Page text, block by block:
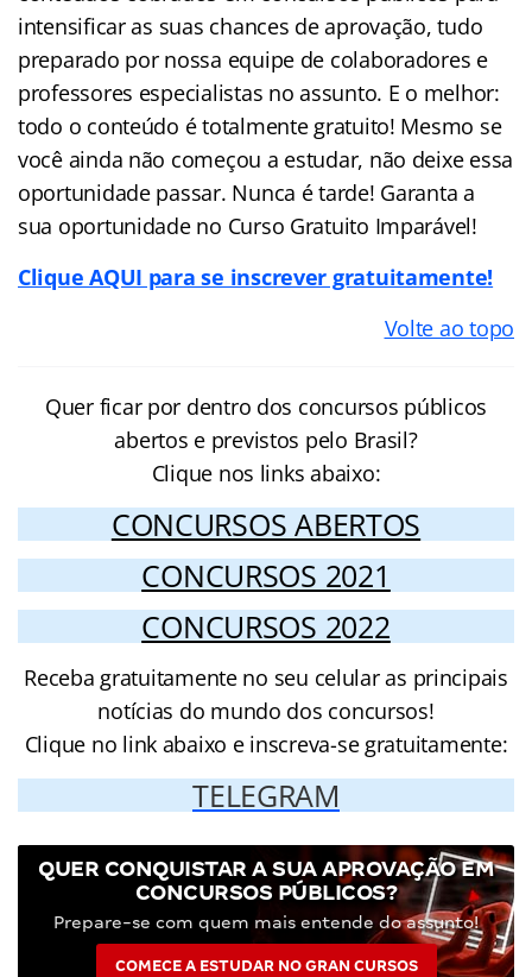
intensificar as suas chances de aprovação, tudo
preparado por nossa equipe de colaboradores e
professores especialistas no assunto. E o melhor:
todo o conteúdo é totalmente gratuito! Mesmo se
você ainda não começou a estudar, não deixe essa
oportunidade passar. Nunca é tarde! Garanta a
sua oportunidade no Curso Gratuito Imparável!
Clique AQUI para se inscrever gratuitamente!
Volte ao topo
Quer ficar por dentro dos concursos públicos
abertos e previstos pelo Brasil?
Clique nos links abaixo:
CONCURSOS ABERTOS
CONCURSOS 2021
CONCURSOS 2022
Receba gratuitamente no seu celular as principais
notícias do mundo dos concursos!
Clique no link abaixo e inscreva-se gratuitamente:
TELEGRAM
QUER CONQUISTAR A SUA APROVAÇÃO EM
CONCURSOS PÚBLICOS?
Prepare-se com quem mais entende do assunto!
COMECE A ESTUDAR NO GRAN CURSOS